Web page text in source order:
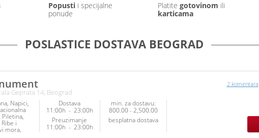
Popustii specijalne
ponude
Platite gotovinom ili
karticama
POSLASTICE DOSTAVA BEOGRAD
Geprata 14, Beograd
Napici
Piletina
Ribe i
mora
Dostava
11:00h - 23:00h
Preuzimanje
11:00h - 23:00h
min. za dostavu:
800.00 - 2,500.00
besplatna dostava
2 komentara